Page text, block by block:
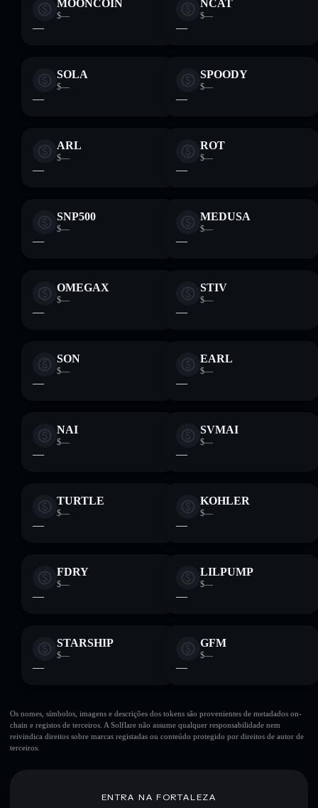
MOONCOIN
$—
—
NCAT
$—
—
SOLA
$—
—
SPOODY
$—
—
ARL
$—
—
ROT
$—
—
SNP500
$—
—
MEDUSA
$—
—
OMEGA‎X
$—
—
STIV
$—
—
SON
$—
—
EARL
$—
—
NAI
$—
—
SVMAI
$—
—
TURTLE
$—
—
KOHLER
$—
—
FDRY
$—
—
LILPUMP
$—
—
STARSHIP
$—
—
GFM
$—
—
Os nomes, símbolos, imagens e descrições dos tokens são provenientes de metadados on-
chain e registos de terceiros. A Solflare não assume qualquer responsabilidade nem
reivindica direitos sobre marcas registadas ou conteúdo protegido por direitos de autor de
terceiros.
ENTRA NA FORTALEZA